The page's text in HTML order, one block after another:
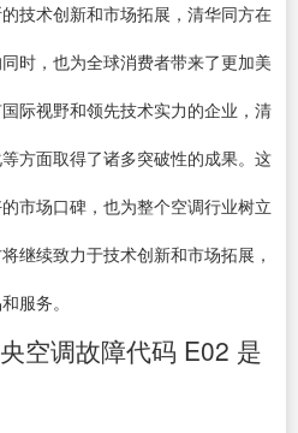
技术创新和市场拓展，清华同方在
时，也为全球消费者带来了更加美
际视野和领先技术实力的企业，清
方面取得了诸多突破性的成果。这
市场口碑，也为整个空调行业树立
继续致力于技术创新和市场拓展，
服务。
空调故障代码 E02 是